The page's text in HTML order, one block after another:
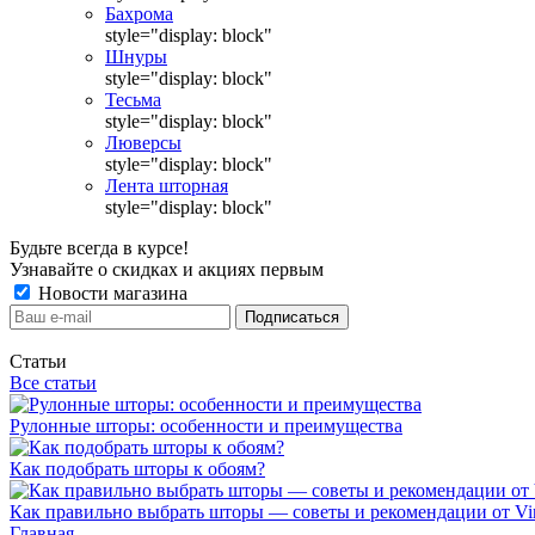
Бахрома
style="display: block"
Шнуры
style="display: block"
Тесьма
style="display: block"
Люверсы
style="display: block"
Лента шторная
style="display: block"
Будьте всегда в курсе!
Узнавайте о скидках и акциях первым
Новости магазина
Статьи
Все статьи
Рулонные шторы: особенности и преимущества
Как подобрать шторы к обоям?
Как правильно выбрать шторы — советы и рекомендации от